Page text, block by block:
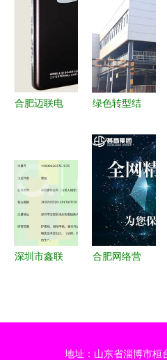
到移动支付
的完整解决
方案——聚
现金划算吧
合肥迈联电
Anymove
SH-T100
60G移动硬
盘 可靠存
储解决方案
绿色转型结
网络科技获
评国家级绿
色工厂，引
领信息科技
产业可持续
发展
深圳市鑫联
合肥网络营
地址：山东省淄博市桓